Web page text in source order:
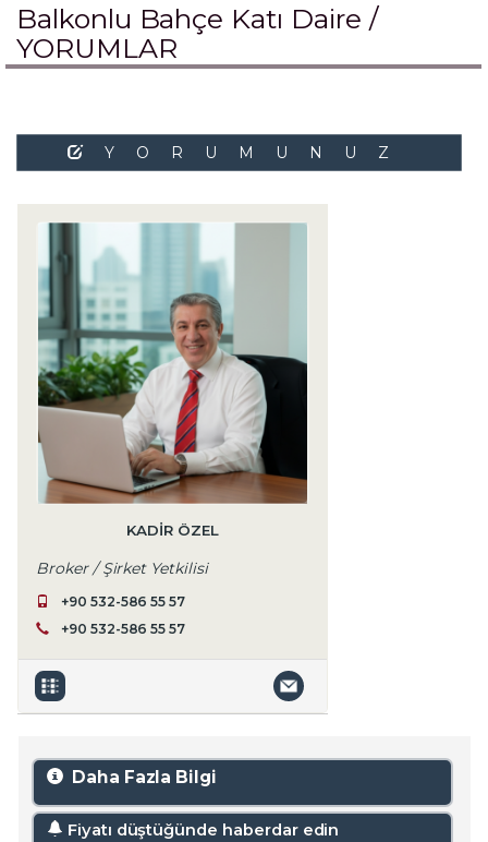
Balkonlu Bahçe Katı Daire /
YORUMLAR
YORUMUNUZ
KADİR ÖZEL
Broker / Şirket Yetkilisi
+90 532-586 55 57
+90 532-586 55 57
Daha Fazla Bilgi
Fiyatı düştüğünde haberdar edin